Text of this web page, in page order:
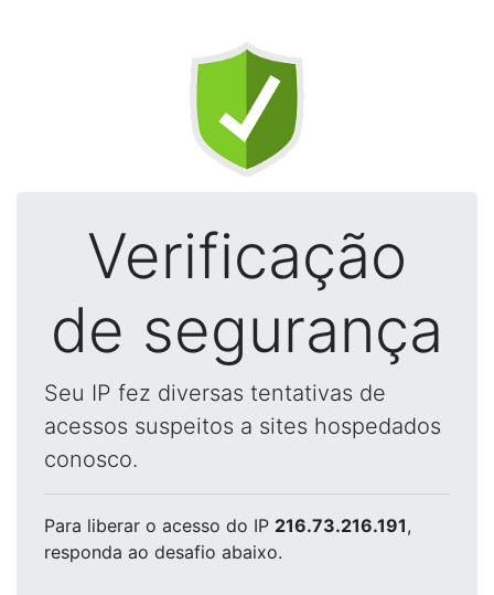
Verificação
de segurança
Seu IP fez diversas tentativas de
acessos suspeitos a sites hospedados
conosco.
Para liberar o acesso do IP 216.73.216.191,
responda ao desafio abaixo.